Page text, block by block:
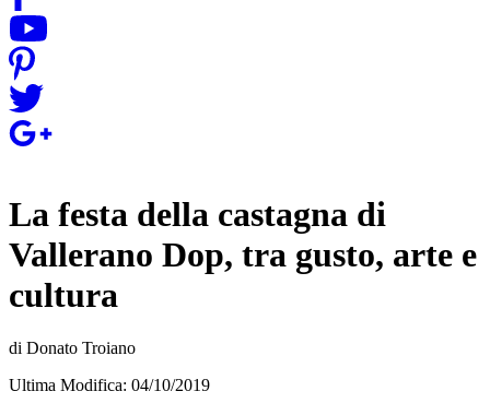
La festa della castagna di
Vallerano Dop, tra gusto, arte e
cultura
di Donato Troiano
Ultima Modifica: 04/10/2019